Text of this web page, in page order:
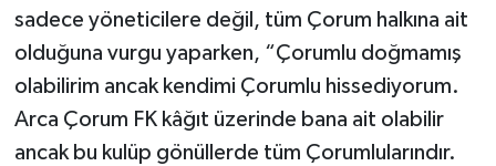
sadece yöneticilere değil, tüm Çorum halkına ait
olduğuna vurgu yaparken, “Çorumlu doğmamış
olabilirim ancak kendimi Çorumlu hissediyorum.
Arca Çorum FK kâğıt üzerinde bana ait olabilir
ancak bu kulüp gönüllerde tüm Çorumlularındır.